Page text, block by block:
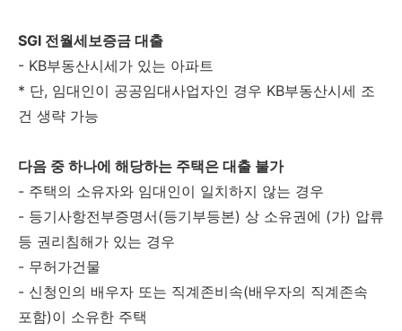
SGI 전월세보증금 대출
- KB부동산시세가 있는 아파트
* 단, 임대인이 공공임대사업자인 경우 KB부동산시세 조
건 생략 가능
다음 중 하나에 해당하는 주택은 대출 불가
- 주택의 소유자와 임대인이 일치하지 않는 경우
- 등기사항전부증명서(등기부등본) 상 소유권에 (가) 압류
등 권리침해가 있는 경우
- 무허가건물
- 신청인의 배우자 또는 직계존비속(배우자의 직계존속
포함)이 소유한 주택